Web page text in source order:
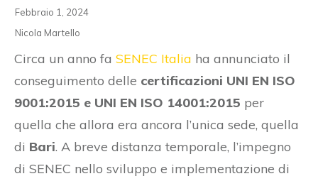
Febbraio 1, 2024
Nicola Martello
Circa un anno fa SENEC Italia ha annunciato il
conseguimento delle certificazioni UNI EN ISO
9001:2015 e UNI EN ISO 14001:2015 per
quella che allora era ancora l’unica sede, quella
di Bari. A breve distanza temporale, l’impegno
di SENEC nello sviluppo e implementazione di